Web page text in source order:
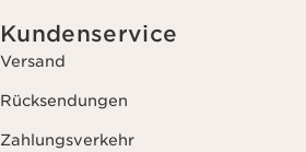
Kundenservice
Versand
Rücksendungen
Zahlungsverkehr